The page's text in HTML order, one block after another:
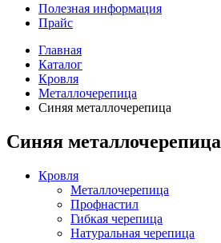
Полезная информация
Прайс
Главная
Каталог
Кровля
Металлочерепица
Синяя металлочерепица
Синяя металлочерепица
Кровля
Металлочерепица
Профнастил
Гибкая черепица
Натуральная черепица